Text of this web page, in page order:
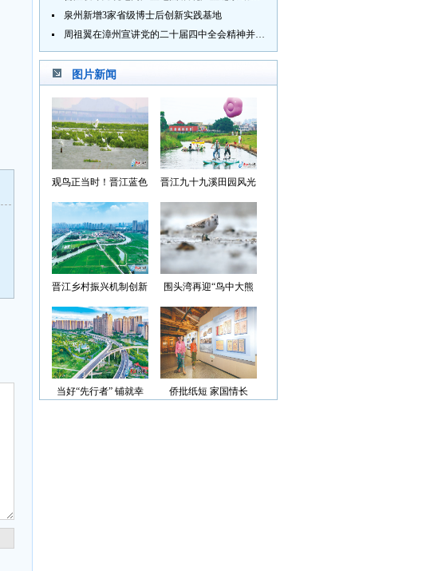
泉州新增3家省级博士后创新实践基地
周祖翼在漳州宣讲党的二十届四中全会精神并调研
图片新闻
观鸟正当时！晋江蓝色
晋江九十九溪田园风光
光”首批认定名单
晋江乡村振兴机制创新
围头湾再迎“鸟中大熊
当好“先行者” 铺就幸
侨批纸短 家国情长